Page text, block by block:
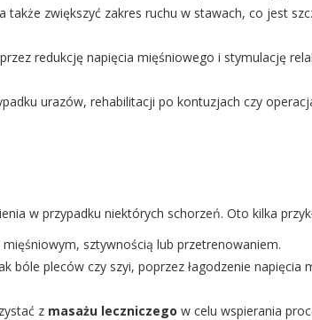
zwiększyć zakres ruchu w stawach, co jest
redukcję napięcia mięśniowego i stymulację
urazów, rehabilitacji po kontuzjach czy
w przypadku niektórych schorzeń. Oto kilka
sztywnością lub przetrenowaniem.
bóle pleców czy szyi, poprzez łagodzenie napięcia
z masażu leczniczego w celu wspierania